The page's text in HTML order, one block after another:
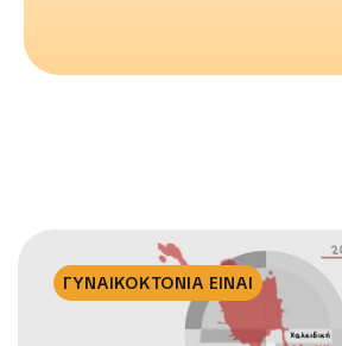
ΓΥΝΑΙΚΟΚΤΟΝΙΑ ΕΙΝΑΙ